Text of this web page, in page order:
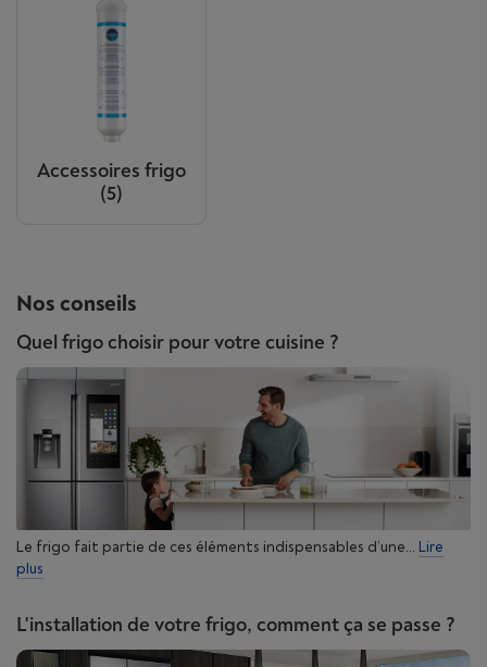
Accessoires frigo
(5)
Nos conseils
Quel frigo choisir pour votre cuisine ?
Le frigo fait partie de ces éléments indispensables d’une... Lire
plus
L'installation de votre frigo, comment ça se passe ?